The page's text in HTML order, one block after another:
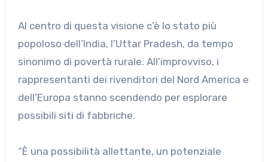
Al centro di questa visione c’è lo stato più
popoloso dell’India, l’Uttar Pradesh, da tempo
sinonimo di povertà rurale. All’improvviso, i
rappresentanti dei rivenditori del Nord America e
dell’Europa stanno scendendo per esplorare
possibili siti di fabbriche.
“È una possibilità allettante, un potenziale